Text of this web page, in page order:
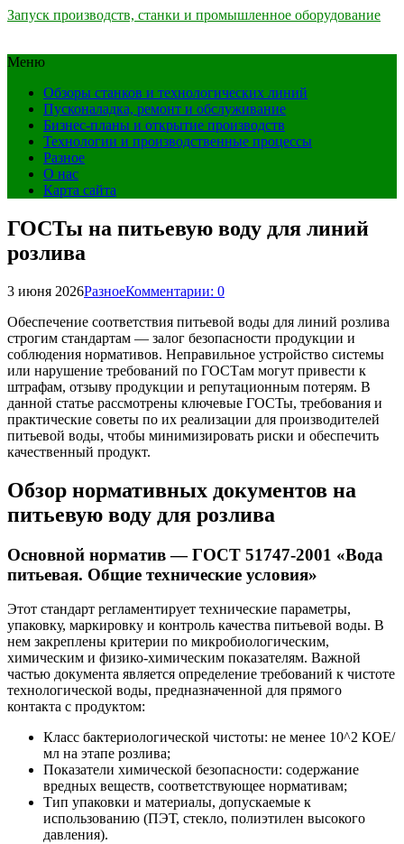
Запуск производств, станки и промышленное оборудование
Меню
Обзоры станков и технологических линий
Пусконаладка, ремонт и обслуживание
Бизнес-планы и открытие производств
Технологии и производственные процессы
Разное
О нас
Карта сайта
ГОСТы на питьевую воду для линий
розлива
3 июня 2026РазноеКомментарии: 0
Обеспечение соответствия питьевой воды для линий розлива
строгим стандартам — залог безопасности продукции и
соблюдения нормативов. Неправильное устройство системы
или нарушение требований по ГОСТам могут привести к
штрафам, отзыву продукции и репутационным потерям. В
данной статье рассмотрены ключевые ГОСТы, требования и
практические советы по их реализации для производителей
питьевой воды, чтобы минимизировать риски и обеспечить
качественный продукт.
Обзор нормативных документов на
питьевую воду для розлива
Основной норматив — ГОСТ 51747-2001 «Вода
питьевая. Общие технические условия»
Этот стандарт регламентирует технические параметры,
упаковку, маркировку и контроль качества питьевой воды. В
нем закреплены критерии по микробиологическим,
химическим и физико-химическим показателям. Важной
частью документа является определение требований к чистоте
технологической воды, предназначенной для прямого
контакта с продуктом:
Класс бактериологической чистоты: не менее 10^2 КОЕ/
мл на этапе розлива;
Показатели химической безопасности: содержание
вредных веществ, соответствующее нормативам;
Тип упаковки и материалы, допускаемые к
использованию (ПЭТ, стекло, полиэтилен высокого
давления).